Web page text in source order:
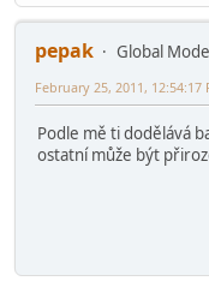
pepak
Global
February 25, 2011, 12:54:17
Podle mě ti dodělává
ostatní může být